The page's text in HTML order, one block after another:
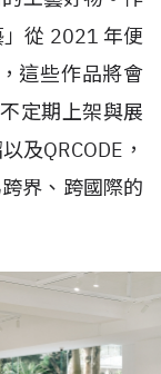
從 2021 年便
這些作品將會
定期上架與展
及QRCODE，
界、跨國際的